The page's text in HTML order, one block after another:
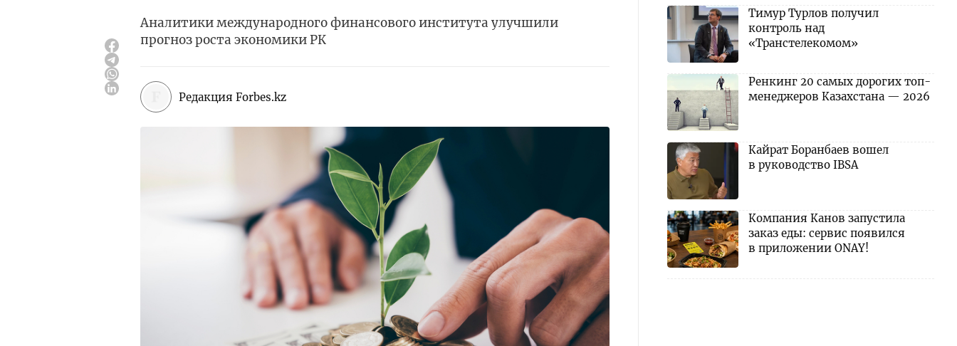
Аналитики международного финансового института улучшили
прогноз роста экономики РК
Редакция Forbes.kz
Тимур Турлов получил
контроль над
«Транстелекомом»
Ренкинг 20 самых дорогих топ-
менеджеров Казахстана — 2026
Кайрат Боранбаев вошел
в руководство IBSA
Компания Канов запустила
заказ еды: сервис появился
в приложении ONAY!